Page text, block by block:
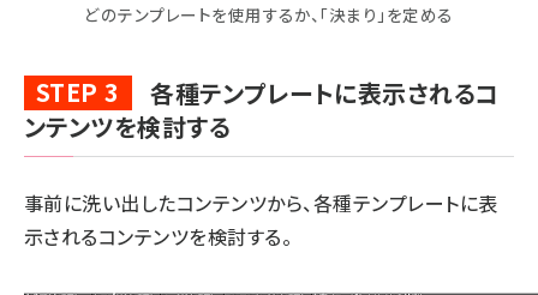
どのテンプレートを使用するか、「決まり」を定める
STEP 3
各種テンプレートに表示されるコ
ンテンツを検討する
事前に洗い出したコンテンツから、各種テンプレートに表
示されるコンテンツを検討する。